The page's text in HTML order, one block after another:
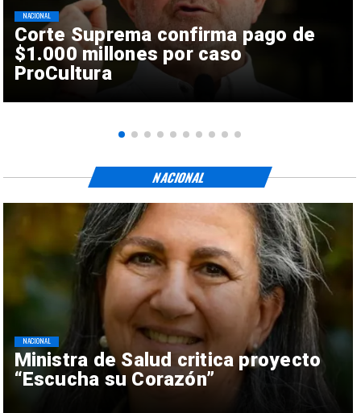
Corte Suprema confirma pago de
$1.000 millones por caso
ProCultura
NACIONAL
Ministra de Salud critica proyecto
“Escucha su Corazón”
NACIONAL
NACIONAL